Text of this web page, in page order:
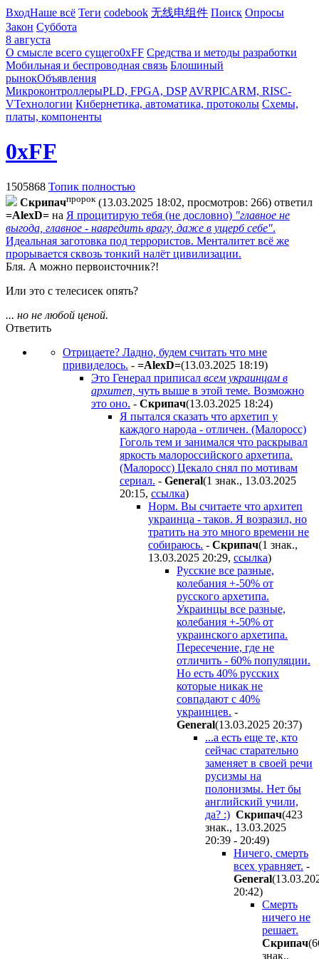
ВходНаше всё Теги codebook 无线电组件 Поиск Опросы
Закон Суббота
8 августа
О смысле всего сущего0xFF Средства и методы разработки
Мобильная и беспроводная связь Блошиный
рынокОбъявления
МикроконтроллерыPLD, FPGA, DSP AVRPICARM, RISC-
VТехнологии Кибернетика, автоматика, протоколы Схемы,
платы, компоненты
0xFF
1505868 Топик полностью
Cкpипaчпророк (13.03.2025 18:02, просмотров: 266) ответил
=AlexD= на Я процитирую тебя (не дословно) "главное не
выгода, главное - навредить врагу, даже в ущерб себе".
Идеальная заготовка под террористов. Менталитет всё же
прорывается сквозь тонкий налёт цивилизации.
Бля. А можно первоисточник?!
Или это с телесисек опять?
... но не любой ценой.
Ответить
Отрицаете? Ладно, будем считать что мне
привиделось. - =AlexD=(13.03.2025 18:19)
Это Генерал приписал всем украинцам в
архитеп, чуть выше в этой теме. Возможно
это оно. - Cкpипaч(13.03.2025 18:24)
Я пытался сказать что архетип у
каждого народа - отличен. (Малоросс)
Гоголь тем и занимался что раскрывал
яркость малороссийского архетипа.
(Малоросс) Цекало снял по мотивам
сериал. - General(1 знак., 13.03.2025
20:15, ссылка)
Норм. Вы считаете что архитеп
украинца - таков. Я возразил, но
тратить на это много времени не
собираюсь. - Cкpипaч(1 знак.,
13.03.2025 20:29, ссылка)
Русские все разные,
колебания +-50% от
русского архетипа.
Украинцы все разные,
колебания +-50% от
украинского архетипа.
Пересечение, где не
отличить - 60% популяции.
Но есть 40% русских
которые никак не
совпадают с 40%
украинцев. -
General(13.03.2025 20:37)
...а есть еще те, кто
сейчас старательно
заменяет в своей речи
русизмы на
полонизмы. Нет бы
английский учили,
да? :) Cкpипaч(423
знак., 13.03.2025
20:39 - 20:49)
Ничего, смерть
всех уравняет. -
General
20:42)
Смерть
ничего не
решает.
Cкpипaч
знак.,